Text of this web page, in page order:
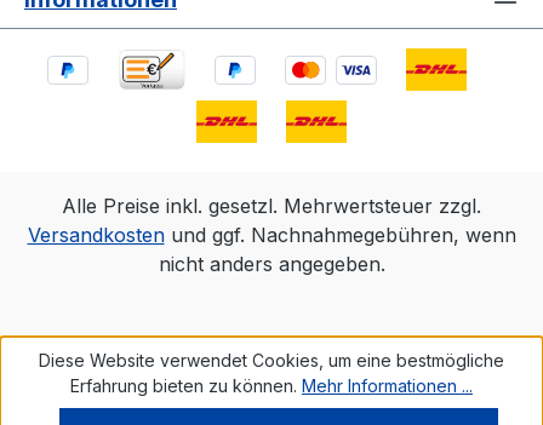
Alle Preise inkl. gesetzl. Mehrwertsteuer zzgl.
Versandkostenund ggf. Nachnahmegebühren, wenn
nicht anders angegeben.
Diese Website verwendet Cookies, um eine bestmögliche
Erfahrung bieten zu können. Mehr Informationen ...